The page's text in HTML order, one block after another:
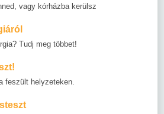
vagy kórházba kerülsz
Tudj meg többet!
feszült helyzeteken.